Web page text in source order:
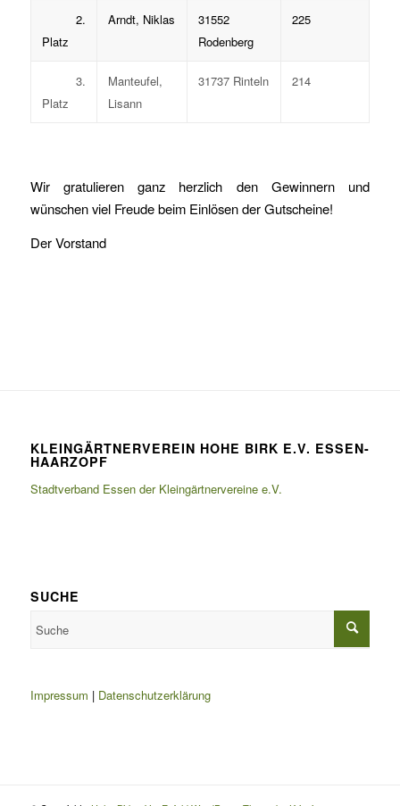
2.
Platz
Arndt, Niklas
31552
Rodenberg
225
3.
Platz
Manteufel,
Lisann
31737 Rinteln 214
Wir gratulieren ganz herzlich den Gewinnern und
wünschen viel Freude beim Einlösen der Gutscheine!
Der Vorstand
KLEINGÄRTNERVEREIN HOHE BIRK E.V. ESSEN-
HAARZOPF
Stadtverband Essen der Kleingärtnervereine e.V.
SUCHE
Impressum | Datenschutzerklärung